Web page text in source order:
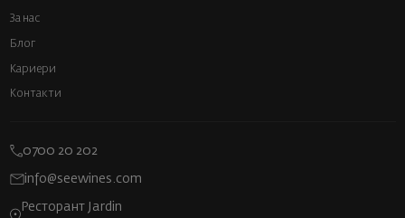
За нас
Блог
Кариери
Контакти
0700 20 202
info@seewines.com
Ресторант Jardin